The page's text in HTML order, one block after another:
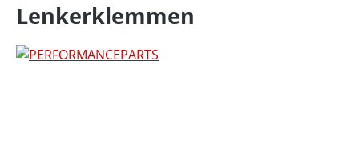
Lenkerklemmen